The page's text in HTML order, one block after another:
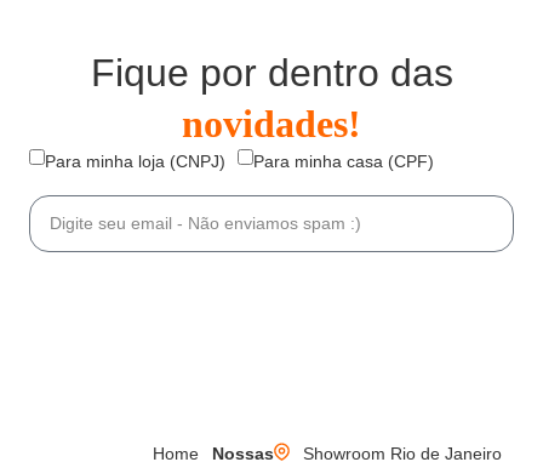
Fique por dentro das
novidades!
Para minha loja (CNPJ) Para minha casa (CPF)
Home
Nossas
Showroom Rio de Janeiro